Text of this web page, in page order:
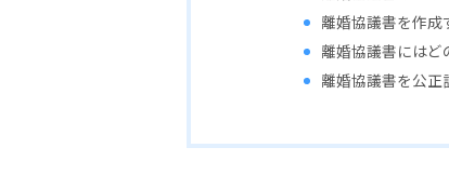
離婚協議書を作成
離婚協議書にはど
離婚協議書を公正